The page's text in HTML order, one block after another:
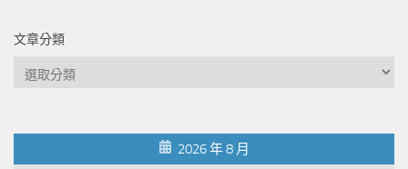
文章分類
文
類
2026 年 8 月